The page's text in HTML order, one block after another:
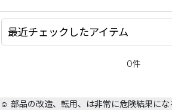
最近チェックしたアイテム
0件
☺️ 部品の改造、転用、は非常に危険結果に